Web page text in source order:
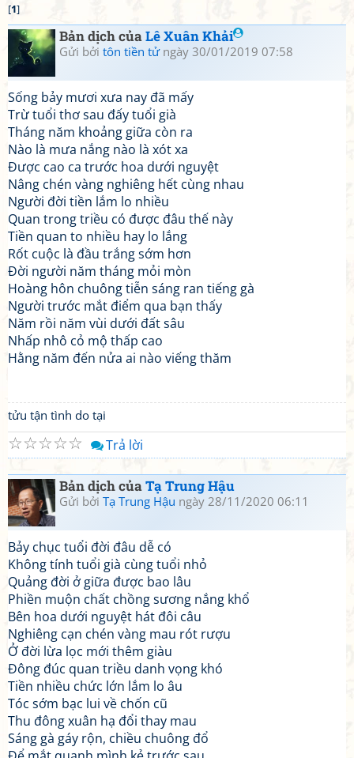
[1]
Bản dịch củaLê Xuân Khải
Gửi bởi tôn tiền tửngày 30/01/2019 07:58
Sống bảy mươi xưa nay đã mấy
Trừ tuổi thơ sau đấy tuổi già
Tháng năm khoảng giữa còn ra
Nào là mưa nắng nào là xót xa
Được cao ca trước hoa dưới nguyệt
Nâng chén vàng nghiêng hết cùng nhau
Người đời tiền lắm lo nhiều
Quan trong triều có được đâu thế này
Tiền quan to nhiều hay lo lắng
Rốt cuộc là đầu trắng sớm hơn
Đời người năm tháng mỏi mòn
Hoàng hôn chuông tiễn sáng ran tiếng gà
Người trước mắt điểm qua bạn thấy
Năm rồi năm vùi dưới đất sâu
Nhấp nhô cỏ mộ thấp cao
Hằng năm đến nửa ai nào viếng thăm
tửu tận tình do tại
☆
☆
☆
☆
☆ Trả lời
Bản dịch củaTạ Trung Hậu
Gửi bởi Tạ Trung Hậu ngày 28/11/2020 06:11
Bảy chục tuổi đời đâu dễ có
Không tính tuổi già cùng tuổi nhỏ
Quảng đời ở giữa được bao lâu
Phiền muộn chất chồng sương nắng khổ
Bên hoa dưới nguyệt hát đôi câu
Nghiêng cạn chén vàng mau rót rượu
Ở đời lừa lọc mới thêm giàu
Đông đúc quan triều danh vọng khó
Tiền nhiều chức lớn lắm lo âu
Tóc sớm bạc lui về chốn cũ
Thu đông xuân hạ đổi thay mau
Sáng gà gáy rộn, chiều chuông đổ